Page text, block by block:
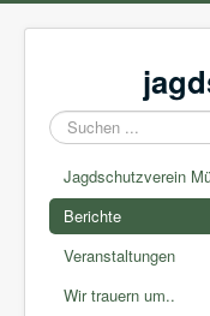
Suchen
...
Jagdschutzverein
Berichte
Veranstaltungen
Wir trauern um..